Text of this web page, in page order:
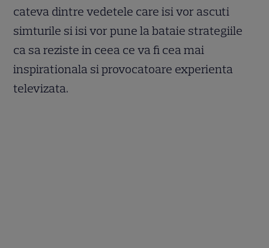
cateva dintre vedetele care isi vor ascuti
simturile si isi vor pune la bataie strategiile
ca sa reziste in ceea ce va fi cea mai
inspirationala si provocatoare experienta
televizata.